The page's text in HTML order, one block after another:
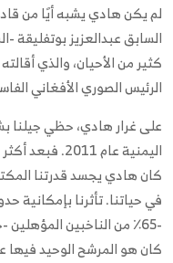
لم يكن هادي يشبه أيًا من
السابق عبدالعزيز
كثير من الأحيان، والذي
الرئيس الصوري الأفغاني
على غرار هادي، حظي جيلنا
كان هادي يجسد قدرتنا
-65٪ من الناخبين
كان هو المرشح الوحيد فيها عام